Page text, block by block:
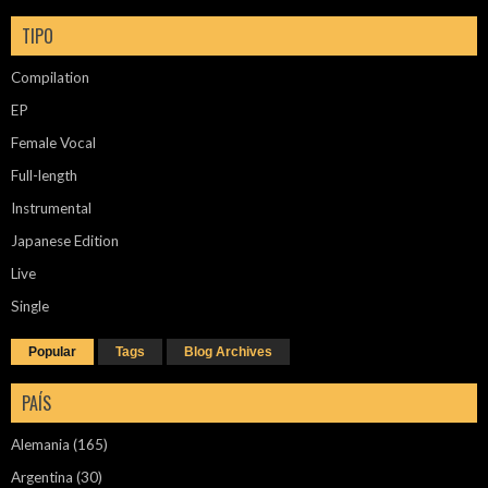
TIPO
Compilation
EP
Female Vocal
Full-length
Instrumental
Japanese Edition
Live
Single
Popular Tags Blog Archives
PAÍS
Alemania (165)
Argentina (30)